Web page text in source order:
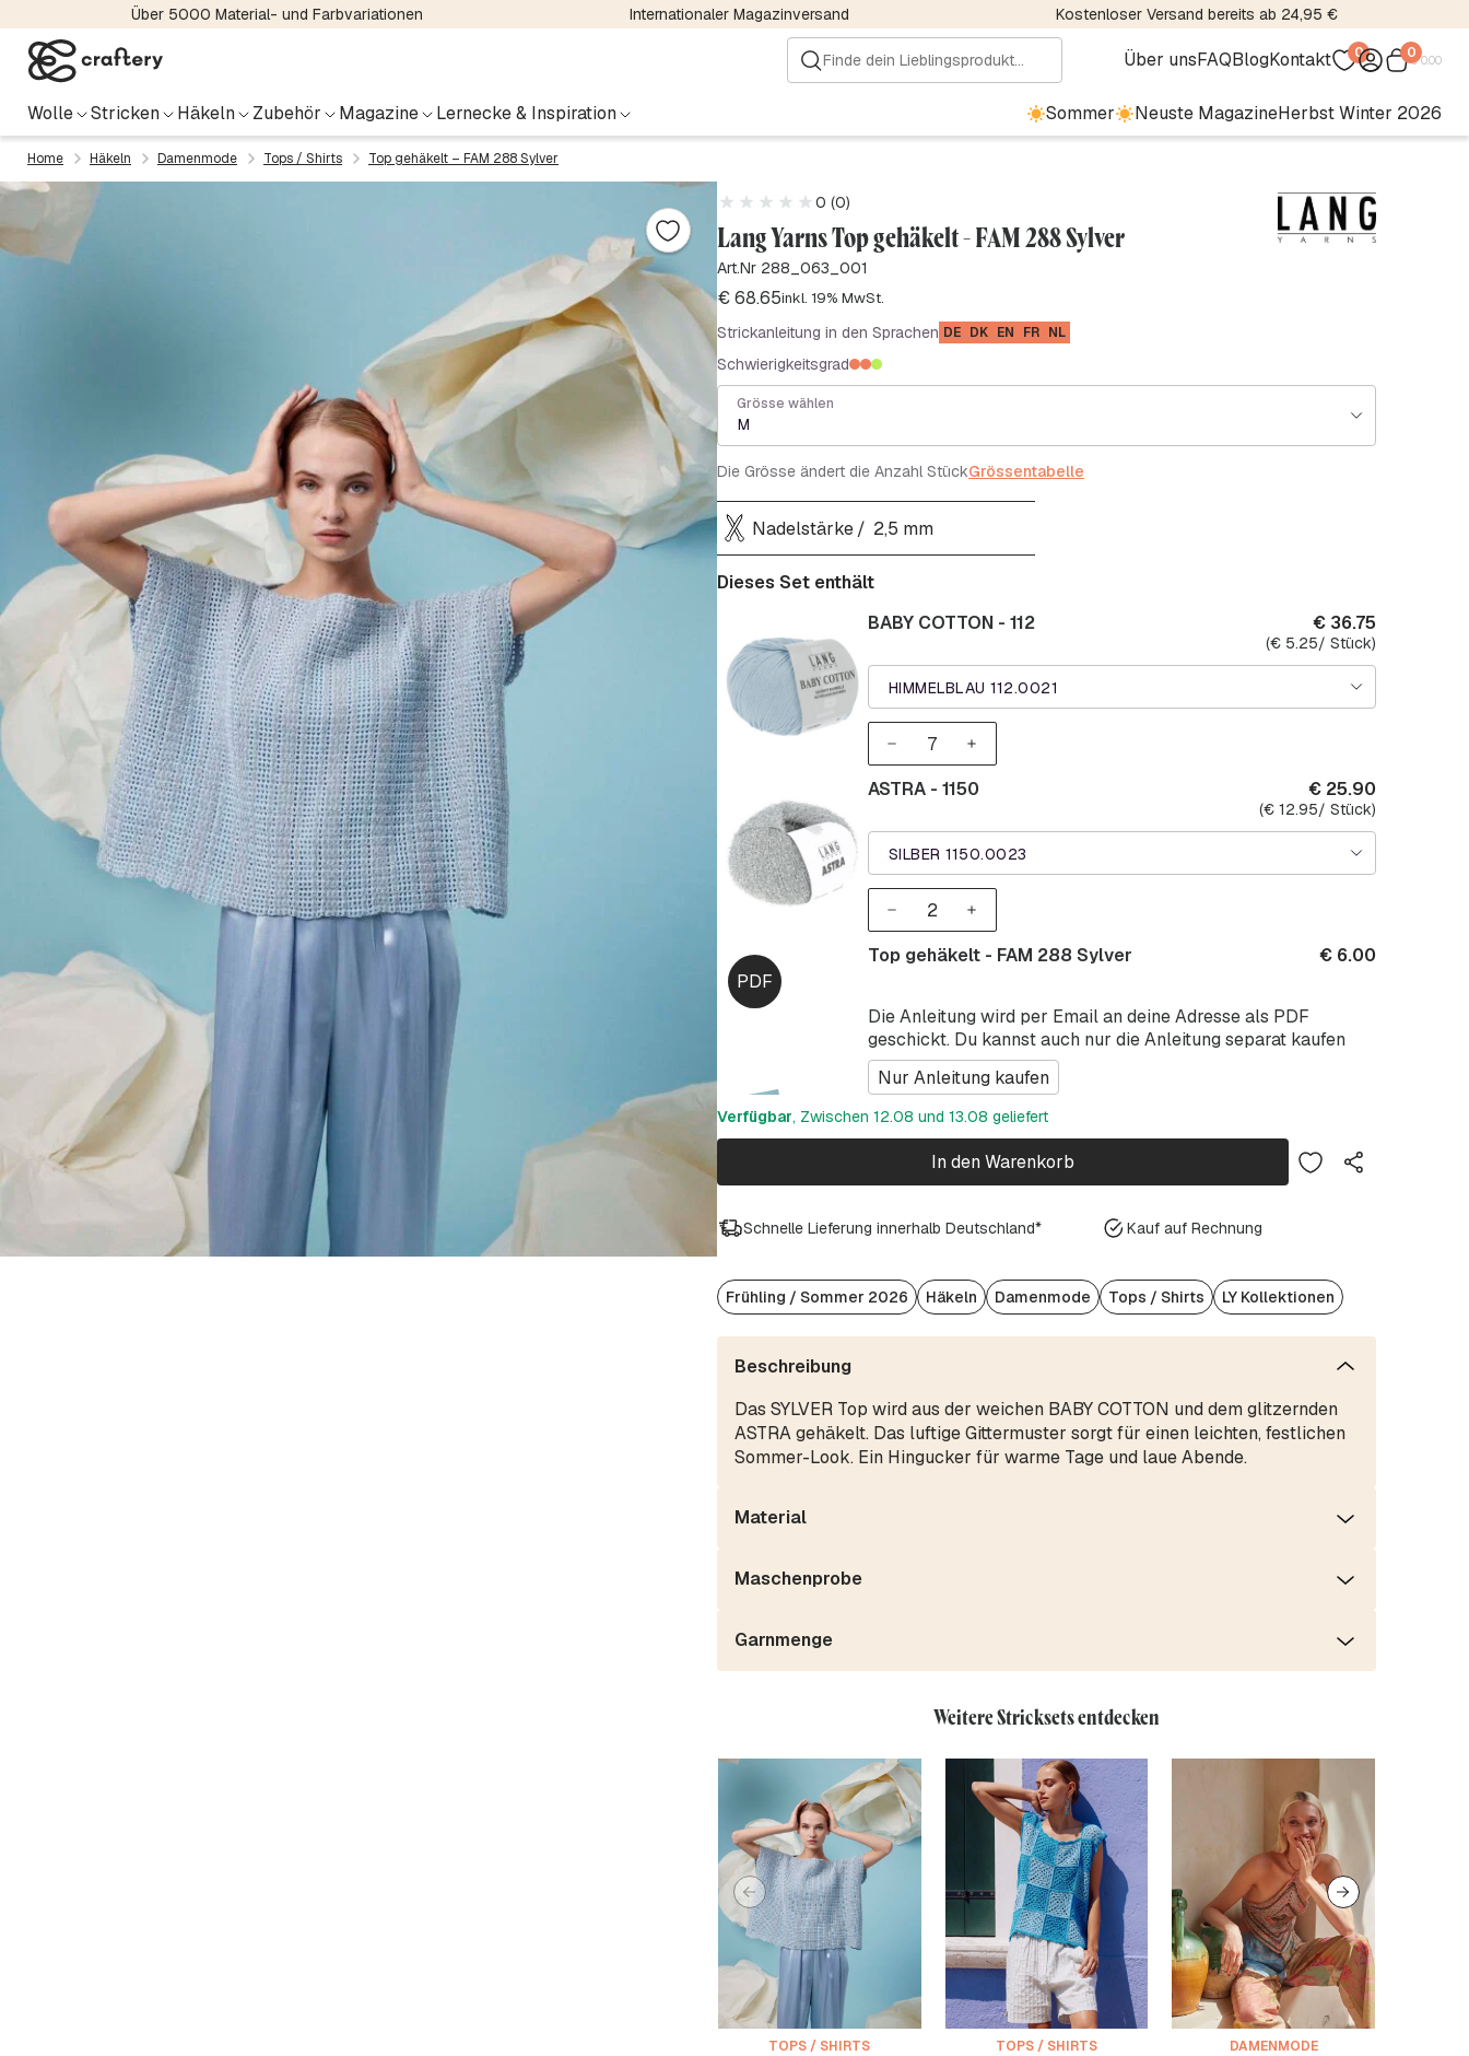
Über 5000 Material- und Farbvariationen Internationaler Magazinversand Kostenloser Versand bereits ab 24,95 €
Über unsFAQBlogKontakt 0 0€0.00
Wolle Stricken Häkeln Zubehör Magazine Lernecke & Inspiration Sommer Neuste MagazineHerbst Winter 2026
Home Häkeln Damenmode Tops / Shirts Top gehäkelt – FAM 288 Sylver
0 (0)
Lang Yarns Top gehäkelt - FAM 288 Sylver
Art.Nr 288_063_001
€68.65inkl. 19% MwSt.
Strickanleitung in den Sprachen DE DK EN FR NL
Schwierigkeitsgrad
Grösse wählen
M
Die Grösse ändert die Anzahl StückGrössentabelle
Nadelstärke 2,5 mm
Dieses Set enthält
HIMMELBLAU 112.0021
BABY COTTON - 112 €36.75
(€5.25/ Stück)
SILBER 1150.0023
ASTRA - 1150 €25.90
(€12.95/ Stück)
Die Anleitung wird per Email an deine Adresse als PDF
geschickt. Du kannst auch nur die Anleitung separat kaufen
Nur Anleitung kaufen
Top gehäkelt - FAM 288 Sylver €6.00
Verfügbar, Zwischen 12.08 und 13.08 geliefert
In den Warenkorb
Schnelle Lieferung innerhalb Deutschland* Kauf auf Rechnung
Frühling / Sommer 2026 Häkeln Damenmode Tops / Shirts LY Kollektionen
Beschreibung
Das SYLVER Top wird aus der weichen BABY COTTON und dem glitzernden
ASTRA gehäkelt. Das luftige Gittermuster sorgt für einen leichten, festlichen
Sommer-Look. Ein Hingucker für warme Tage und laue Abende.
Material
Maschenprobe
Garnmenge
Weitere Stricksets entdecken
TOPS / SHIRTS TOPS / SHIRTS DAMENMODE